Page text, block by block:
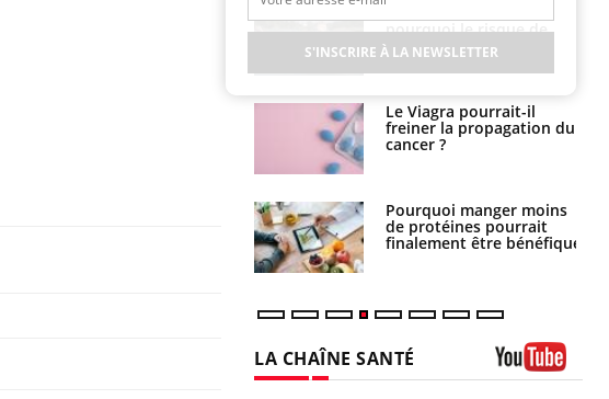
pourquoi le risque de
noyade grimpe-t-il ?
Le Viagra pourrait-il
freiner la propagation du
cancer ?
Pourquoi manger moins
de protéines pourrait
finalement être bénéfique
LA CHAÎNE SANTÉ
S'INSCRIRE À LA NEWSLETTER